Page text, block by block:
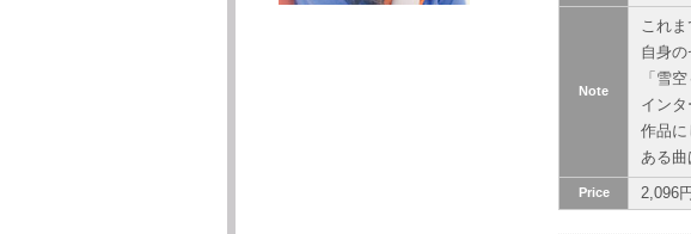
Note
これ
自身の
「雪
イン
作品に
ある曲
Price 2,096